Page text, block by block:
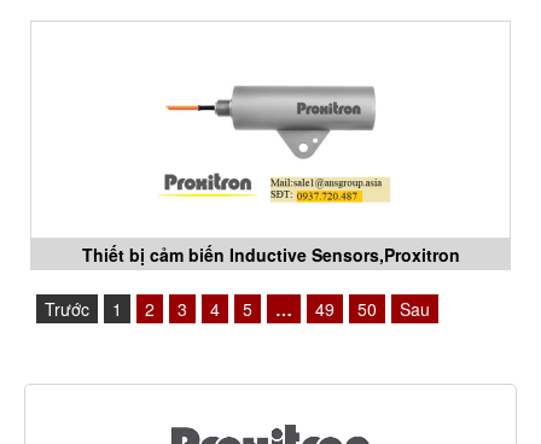
Thiết bị cảm biến Inductive Sensors,Proxitron
Trước
1 2 3 4 5 … 49 50 Sau